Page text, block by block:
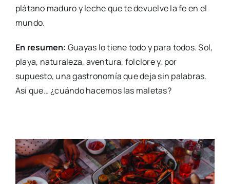
plátano maduro y leche que te devuelve la fe en el
mundo.
En resumen: Guayas lo tiene todo y para todos. Sol,
playa, naturaleza, aventura, folclore y, por
supuesto, una gastronomía que deja sin palabras.
Así que… ¿cuándo hacemos las maletas?